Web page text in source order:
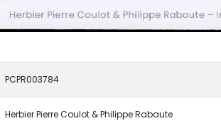
PCPR003784
Herbier Pierre Coulot & Philippe Rabaute